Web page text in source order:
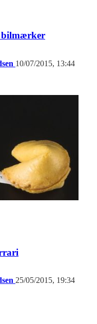
bilmærker
10/07/2015, 13:44
25/05/2015, 19:34